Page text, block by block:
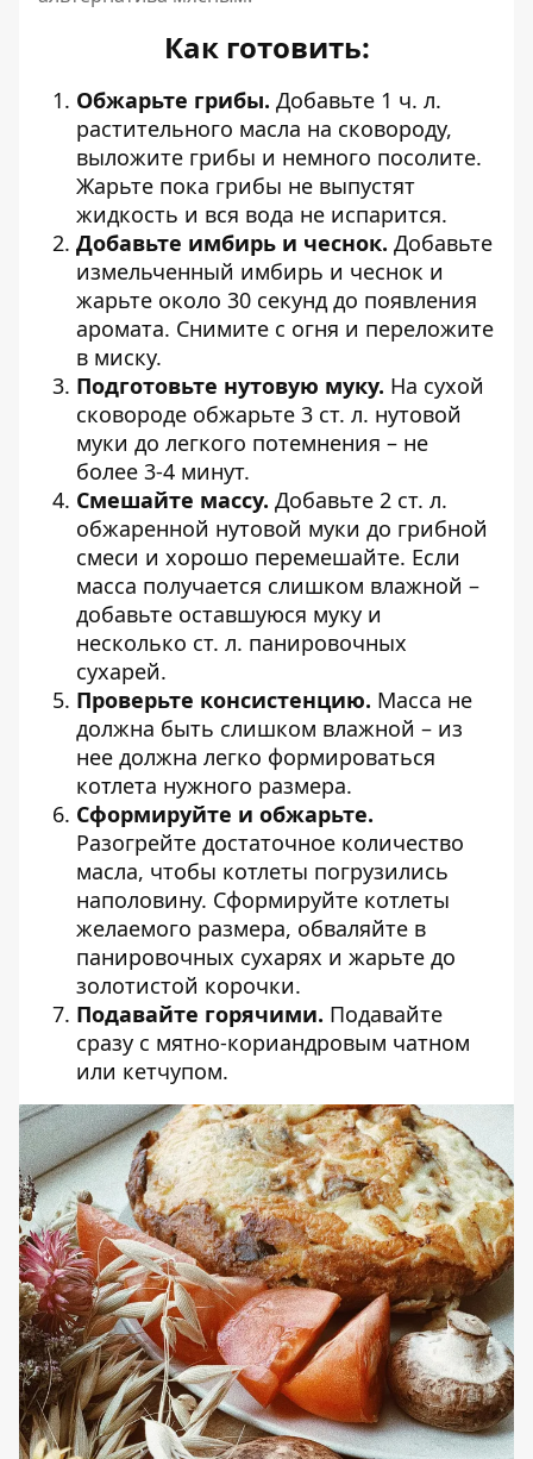
Как готовить:
Обжарьте грибы. Добавьте 1 ч. л.
растительного масла на сковороду,
выложите грибы и немного посолите.
Жарьте пока грибы не выпустят
жидкость и вся вода не испарится.
Добавьте имбирь и чеснок. Добавьте
измельченный имбирь и чеснок и
жарьте около 30 секунд до появления
аромата. Снимите с огня и переложите
в миску.
Подготовьте нутовую муку. На сухой
сковороде обжарьте 3 ст. л. нутовой
муки до легкого потемнения – не
более 3-4 минут.
Смешайте массу. Добавьте 2 ст. л.
обжаренной нутовой муки до грибной
смеси и хорошо перемешайте. Если
масса получается слишком влажной –
добавьте оставшуюся муку и
несколько ст. л. панировочных
сухарей.
Проверьте консистенцию. Масса не
должна быть слишком влажной – из
нее должна легко формироваться
котлета нужного размера.
Сформируйте и обжарьте.
Разогрейте достаточное количество
масла, чтобы котлеты погрузились
наполовину. Сформируйте котлеты
желаемого размера, обваляйте в
панировочных сухарях и жарьте до
золотистой корочки.
Подавайте горячими. Подавайте
сразу с мятно-кориандровым чатном
или кетчупом.